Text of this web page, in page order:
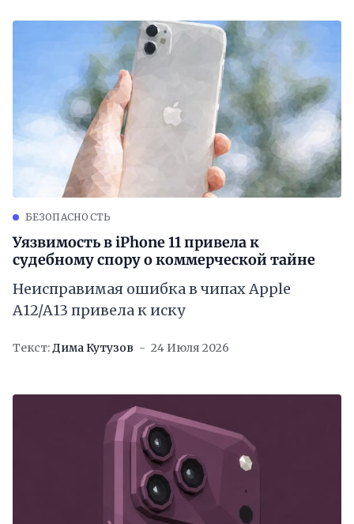
БЕЗОПАСНОСТЬ
Уязвимость в iPhone 11 привела к
судебному спору о коммерческой тайне
Неисправимая ошибка в чипах Apple
A12/A13 привела к иску
Текст:Дима Кутузов 24 Июля 2026